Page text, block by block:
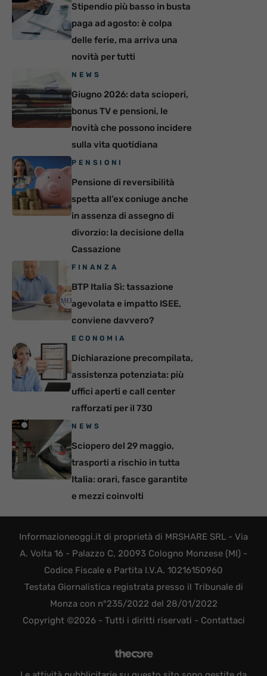
Stipendio più basso in busta
paga ad agosto: è colpa
delle ferie, ma arriva una
novità per tutti
NEWS
Giugno 2026: data scioperi,
bonus TV e pensioni, le
novità che possono incidere
sulla vita quotidiana
PENSIONI
Pensione di reversibilità
spetta all’ex coniuge anche
in assenza di assegno di
divorzio: la decisione della
Cassazione
FINANZA
BTP Italia Sì: tassazione
agevolata e impatto ISEE,
conviene davvero?
ECONOMIA
Dichiarazione precompilata,
assistenza potenziata: più
uffici aperti e call center
rafforzati per il 730
NEWS
Sciopero del 29 maggio,
trasporti a rischio in tutta
Italia: orari, fasce garantite
e mezzi coinvolti
Informazioneoggi.it di proprietà di MRSHARE SRL - Via
A. Volta 16 - Palazzo C, 20093 Cologno Monzese (MI) -
Codice Fiscale e Partita I.V.A. 10216150960
Testata Giornalistica registrata presso il Tribunale di
Monza con n°235/2022 del 28/01/2022
Copyright ©2026 - Tutti i diritti riservati - Contattaci